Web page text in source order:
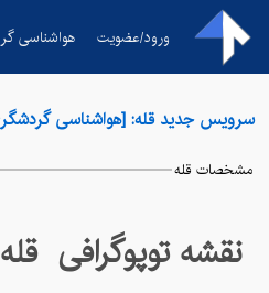
ورود/عضویت هواشناسی
سرویس جدید قله: [هواشناسی
مشخصات قله
نقشه توپوگرافی